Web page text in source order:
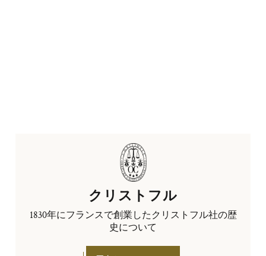
クリストフル
1830年にフランスで創業したクリストフル社の歴
史について